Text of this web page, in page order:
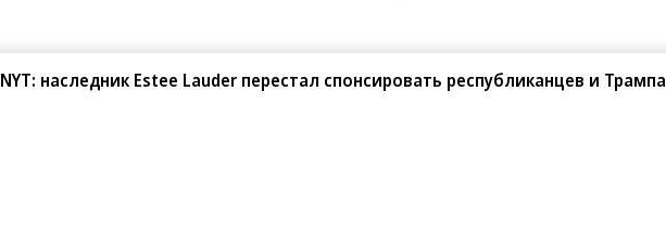
NYT: наследник Estee Lauder перестал спонсировать республиканцев и Трампа